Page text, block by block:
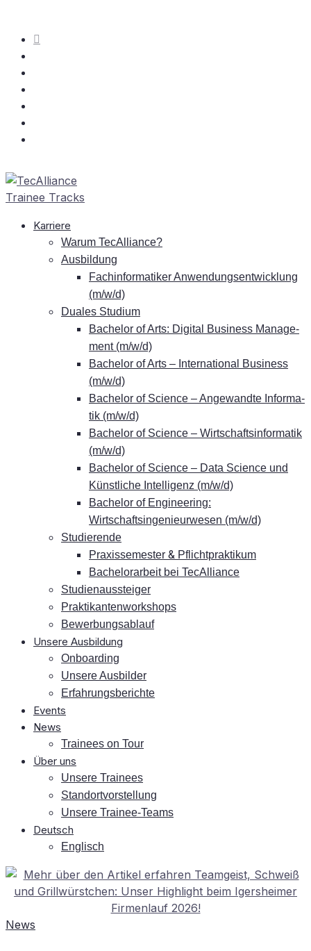
Kar­rie­re
War­um TecAlliance?
Aus­bil­dung
Fach­in­for­ma­ti­ker An­wen­dungs­ent­wick­lung
(m/w/d)
Dua­les Studium
Ba­che­lor of Arts: Di­gi­tal Busi­ness Ma­nage­
ment (m/w/d)
Ba­che­lor of Arts – In­ter­na­tio­nal Busi­ness
(m/w/d)
Ba­che­lor of Sci­ence – An­ge­wand­te In­for­ma­
tik (m/w/d)
Ba­che­lor of Sci­ence – Wirt­schafts­in­for­ma­tik
(m/w/d)
Ba­che­lor of Sci­ence – Data Sci­ence und
Künst­li­che In­tel­li­genz (m/w/d)
Ba­che­lor of En­gi­nee­ring:
Wirtschaftsingenieurwesen (m/w/d)
Stu­die­ren­de
Pra­xis­se­mes­ter & Pflichtpraktikum
Ba­che­lor­ar­beit bei TecAlliance
Stu­di­en­aus­stei­ger
Prak­ti­kan­ten­work­shops
Be­wer­bungs­ab­lauf
Un­se­re Ausbildung
On­boar­ding
Un­se­re Ausbilder
Er­fah­rungs­be­rich­te
Events
News
Trai­nees on Tour
Über uns
Un­se­re Trainees
Stand­ort­vor­stel­lung
Un­se­re Trainee-Teams
Deutsch
Eng­lisch
News